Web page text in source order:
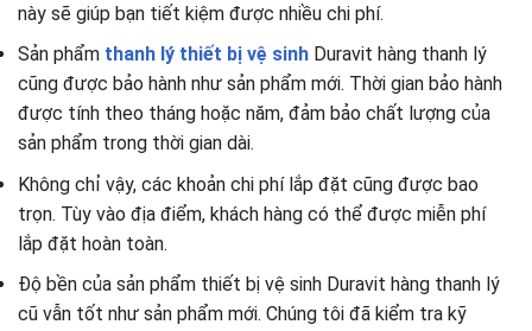
này sẽ giúp bạn tiết kiệm được nhiều chi phí.
Sản phẩm thanh lý thiết bị vệ sinh Duravit hàng thanh lý
cũng được bảo hành như sản phẩm mới. Thời gian bảo hành
được tính theo tháng hoặc năm, đảm bảo chất lượng của
sản phẩm trong thời gian dài.
Không chỉ vậy, các khoản chi phí lắp đặt cũng được bao
trọn. Tùy vào địa điểm, khách hàng có thể được miễn phí
lắp đặt hoàn toàn.
Độ bền của sản phẩm thiết bị vệ sinh Duravit hàng thanh lý
cũ vẫn tốt như sản phẩm mới. Chúng tôi đã kiểm tra kỹ